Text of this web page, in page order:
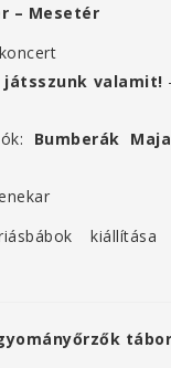
– Mesetér
koncert
játsszunk valamit!
Bumberák
kiállítása